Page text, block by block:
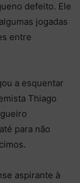
defeito. Ele
jogadas
entre
a esquentar
Thiago
para não
aspirante à